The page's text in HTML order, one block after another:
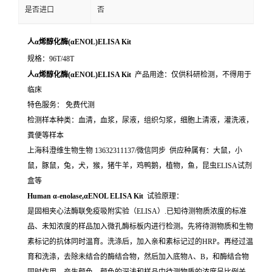
是否进口 否
人α烯醇化酶(αENOL)ELISA Kit
规格：96T/48T
人α烯醇化酶(αENOL)ELISA Kit 产品用途：仅供科研检测，不得用于
临床
特色服务： 免费代测
检测样本种类：血清，血浆，尿液，组织匀浆，细胞上清液，灌洗液，
粪便等样本
上海科澄维生物生物 13632311137/微信同步 供应种属有：大鼠，小
鼠，豚鼠，兔，犬，猴，猪牛羊，鸡鸭鹅，植物，鱼，昆虫ELISA试剂
盒等
Human α-enolase,αENOL ELISA Kit 试验原理：
是固相夹心法酶联免疫吸附实验（ELISA）.已知待测物质浓度的标准
品、未知浓度的样品加入微孔酶标板内进行检测。先将待测物质和生物
素标记的抗体同时温育。洗涤后，加入亲和素标记过的HRP。再经过温
育和洗涤，去除未结合的酶结合物，然后加入底物A、B，和酶结合物